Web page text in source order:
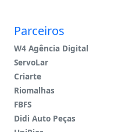
Parceiros
W4 Agência Digital
ServoLar
Criarte
Riomalhas
FBFS
Didi Auto Peças